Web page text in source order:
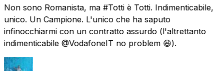
Non sono Romanista, ma #Totti è Totti. Indimenticabile,
unico. Un Campione. L'unico che ha saputo
infinocchiarmi con un contratto assurdo (l'altrettanto
indimenticabile @VodafoneIT no problem 😆).